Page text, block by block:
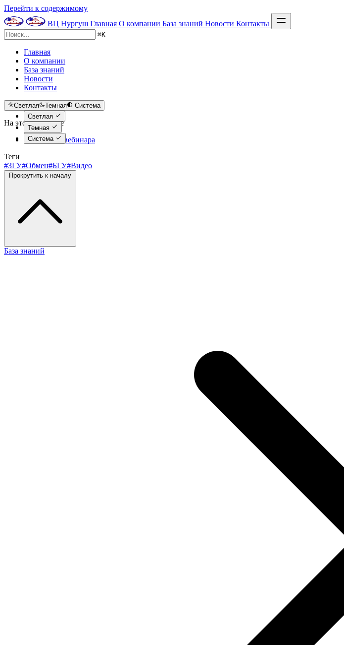
Перейти к содержимому
ВЦ Нургуш Главная О компании База знаний Новости Контакты
⌘K
Главная
О компании
База знаний
Новости
Контакты
Светлая Темная
Система
Светлая
Темная
Система
На этой странице
Программа вебинара
Теги
#ЗГУ#Обмен#БГУ#Видео
Прокрутить к началу
База знаний